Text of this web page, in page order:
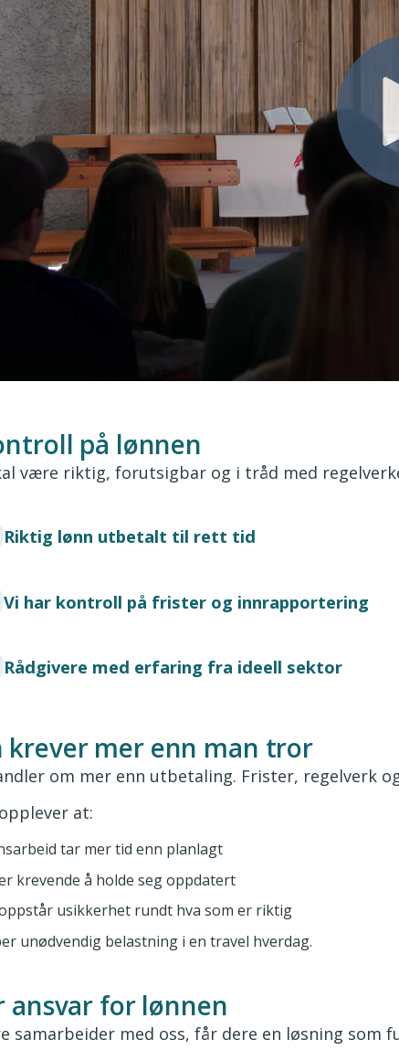
på lønnen
være riktig, forutsigbar og i tråd med
Riktig lønn utbetalt til rett tid
Vi har kontroll på frister og innrapportering
Rådgivere med erfaring fra ideell sektor
krever mer enn man tror
om mer enn utbetaling. Frister, regelverk
at:
tar mer tid enn planlagt
krevende å holde seg oppdatert
usikkerhet rundt hva som er riktig
unødvendig belastning i en travel hverdag.
ansvar for lønnen
samarbeider med oss, får dere en løsning som